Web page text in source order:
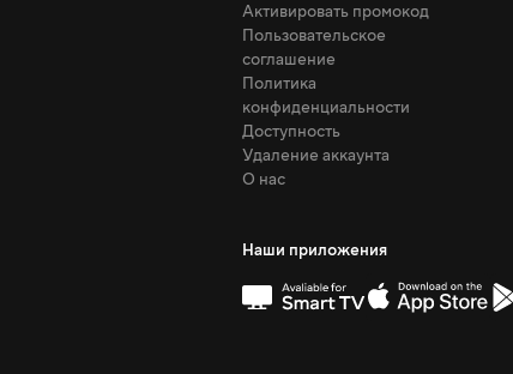
Активировать промокод
Пользовательское
соглашение
Политика
конфиденциальности
Доступность
Удаление аккаунта
О нас
Наши приложения